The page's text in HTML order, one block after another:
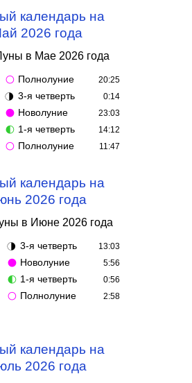
календарь на
2026 года
в Мае 2026 года
🌕 Полнолуние 20:25
🌗 3-я четверть 0:14
🌑 Новолуние 23:03
🌓 1-я четверть 14:12
🌕 Полнолуние 11:47
календарь на
2026 года
в Июне 2026 года
🌗 3-я четверть 13:03
🌑 Новолуние 5:56
🌓 1-я четверть 0:56
🌕 Полнолуние 2:58
календарь на
2026 года